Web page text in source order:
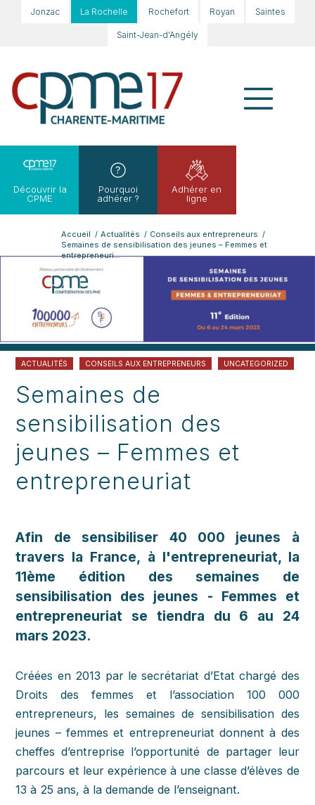
Jonzac La Rochelle Rochefort Royan Saintes
Saint-Jean-d'Angély
Découvrir la
CPME
Pourquoi
adhérer ?
Adhérer en
ligne
Accueil / Actualités / Conseils aux entrepreneurs /
Semaines de sensibilisation des jeunes – Femmes et
entrepreneuri...
ACTUALITÉS CONSEILS AUX ENTREPRENEURS UNCATEGORIZED
Semaines de
sensibilisation des
jeunes – Femmes et
entrepreneuriat
Afin de sensibiliser 40 000 jeunes à
travers la France, à l'entrepreneuriat, la
11ème édition des semaines de
sensibilisation des jeunes - Femmes et
entrepreneuriat se tiendra du 6 au 24
mars 2023.
Créées en 2013 par le secrétariat d’Etat chargé des
Droits des femmes et l’association 100 000
entrepreneurs, les semaines de sensibilisation des
jeunes – femmes et entrepreneuriat donnent à des
cheffes d’entreprise l’opportunité de partager leur
parcours et leur expérience à une classe d’élèves de
13 à 25 ans, à la demande de l’enseignant.